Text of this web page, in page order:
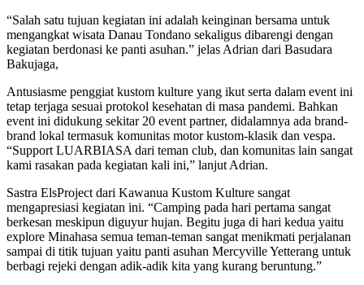
“Salah satu tujuan kegiatan ini adalah keinginan bersama untuk
mengangkat wisata Danau Tondano sekaligus dibarengi dengan
kegiatan berdonasi ke panti asuhan.” jelas Adrian dari Basudara
Bakujaga,
Antusiasme penggiat kustom kulture yang ikut serta dalam event ini
tetap terjaga sesuai protokol kesehatan di masa pandemi. Bahkan
event ini didukung sekitar 20 event partner, didalamnya ada brand-
brand lokal termasuk komunitas motor kustom-klasik dan vespa.
“Support LUARBIASA dari teman club, dan komunitas lain sangat
kami rasakan pada kegiatan kali ini,” lanjut Adrian.
Sastra ElsProject dari Kawanua Kustom Kulture sangat
mengapresiasi kegiatan ini. “Camping pada hari pertama sangat
berkesan meskipun diguyur hujan. Begitu juga di hari kedua yaitu
explore Minahasa semua teman-teman sangat menikmati perjalanan
sampai di titik tujuan yaitu panti asuhan Mercyville Yetterang untuk
berbagi rejeki dengan adik-adik kita yang kurang beruntung.”